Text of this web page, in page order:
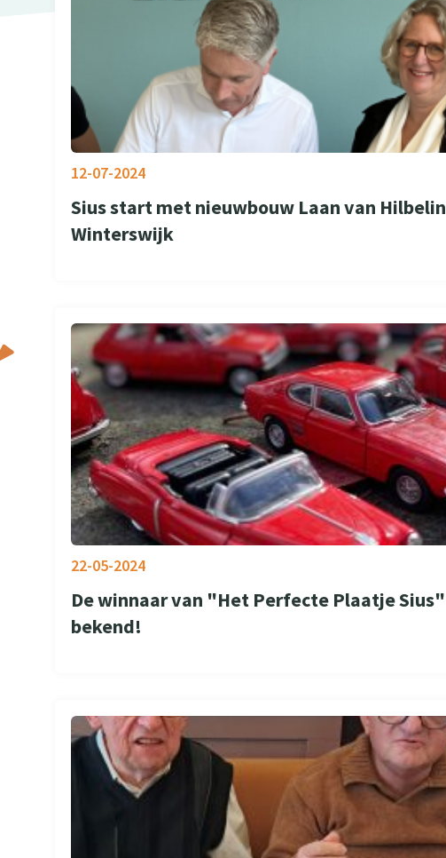
Sius start met nieuwbouw Laan van
Winterswijk
12-07-2024
De winnaar van "Het Perfecte Plaatje
bekend!
22-05-2024